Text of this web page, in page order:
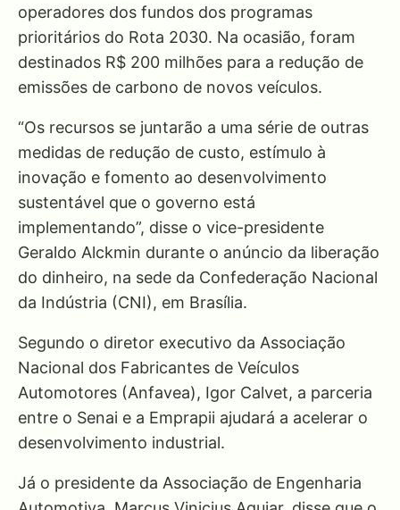
operadores dos fundos dos programas
prioritários do Rota 2030. Na ocasião, foram
destinados R$ 200 milhões para a redução de
emissões de carbono de novos veículos.
“Os recursos se juntarão a uma série de outras
medidas de redução de custo, estímulo à
inovação e fomento ao desenvolvimento
sustentável que o governo está
implementando”, disse o vice-presidente
Geraldo Alckmin durante o anúncio da liberação
do dinheiro, na sede da Confederação Nacional
da Indústria (CNI), em Brasília.
Segundo o diretor executivo da Associação
Nacional dos Fabricantes de Veículos
Automotores (Anfavea), Igor Calvet, a parceria
entre o Senai e a Emprapii ajudará a acelerar o
desenvolvimento industrial.
Já o presidente da Associação de Engenharia